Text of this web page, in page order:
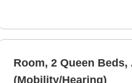
Room, 2 Queen
(Mobility/Hearing)